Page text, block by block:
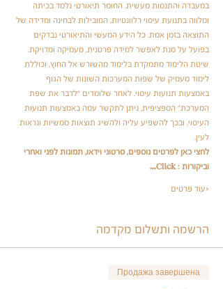
במעבדה והתנסות מעשית. החומר תיאורטי נלמד בכיתה
ומלווה בתנועת עיסוי רלוונטיות, המובילות לבחינה ומדידה של
התוצאה בזמן אמת. כל הידע המעשי והתיאורטי נבדקים
בפועל על מנת לאפשר למידה פרטנית, מעמיקה ומדויקת.
שיטת הלימוד מתמקדת בלימוד מהשורש אל החוץ, וכוללת
לימוד מעמיק של שפות המערכות השונות של הגוף
באמצעות תנועות עיסוי. לאחר שלומדים "לדבר את שפת
המערכת" הספציפית, ניתן לתקשר עמה באמצעות תנועות
העיסוי, ובכך להשפיע עליה ולהשיג תוצאות ממשיות ונראות
לעין.
לחצי כאן לפרטים נוספים, סרטוני וידאו, תמונות לפני ואחרי
וביקורות : Click…
עוד פרטים>
הרשמה ותשלום מקדמה
Продажа завершена